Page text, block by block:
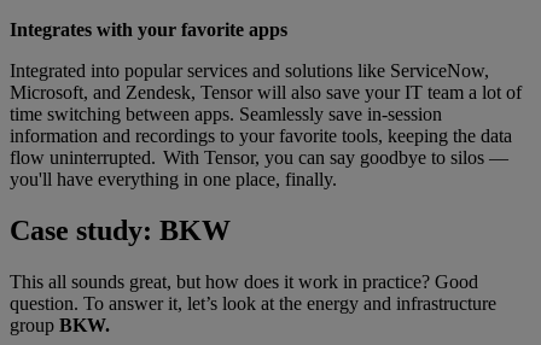
Integrates with your favorite apps
Integrated into popular services and solutions like ServiceNow,
Microsoft, and Zendesk, Tensor will also save your IT team a lot of
time switching between apps. Seamlessly save in-session
information and recordings to your favorite tools, keeping the data
flow uninterrupted. With Tensor, you can say goodbye to silos —
you'll have everything in one place, finally.
Case study: BKW
This all sounds great, but how does it work in practice? Good
question. To answer it, let’s look at the energy and infrastructure
group BKW.